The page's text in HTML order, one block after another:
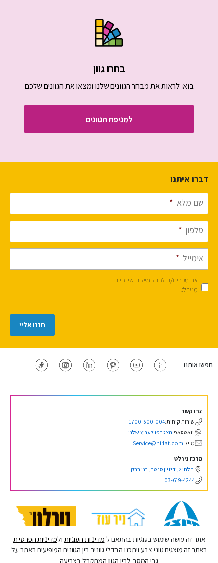
בחרו גוון
בואו לראות את מבחר הגוונים שלנו ומצאו את הגוונים שלכם
למניפת הגוונים
דברו איתנו
שם מלא *
טלפון *
אימייל *
אני מסכים/ה לקבל מיילים שיווקיים
מנירלט
חזרו אליי
חפשו אותנו
צרו קשר
שירות קוחות:1700-500-004
וואטסאפ:הצטרפו לערוץ שלנו
מייל:Service@nirlat.com
מרכז נירלט
הלחי 2, דיזיין סנטר, בני ברק
03-619-4244
אתר זה עושה שימוש בעוגיות בהתאם ל מדיניות העוגיות ולמדיניות הפרטיות
באתר זה מוצגים גווני צבע ויתכנו הבדלי גוונים בין הגוונים המופיעים באתר על
גבי המסך לבין הגוון המתקבל בצביעה